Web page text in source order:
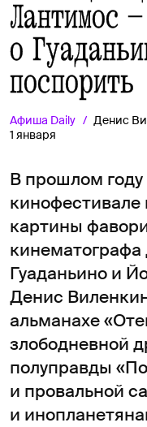
Лантимос
о
поспорить
Афиша Daily
Денис
1 января
В прошлом
картины
Гуаданьино и
Денис
альманахе
злободневной
полуправды
и провальной
и